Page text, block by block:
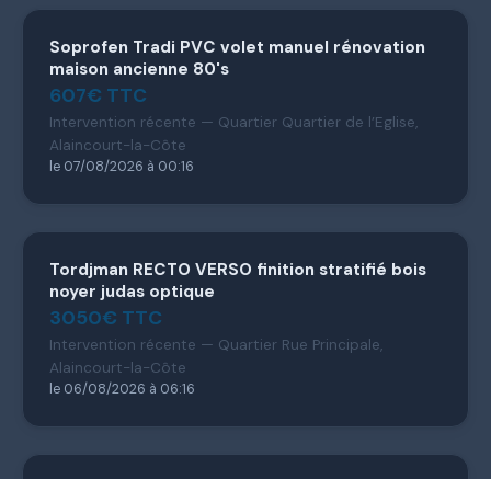
Soprofen Tradi PVC volet manuel rénovation
maison ancienne 80's
607€ TTC
Intervention récente — Quartier Quartier de l’Eglise,
Alaincourt-la-Côte
le 07/08/2026 à 00:16
Tordjman RECTO VERSO finition stratifié bois
noyer judas optique
3050€ TTC
Intervention récente — Quartier Rue Principale,
Alaincourt-la-Côte
le 06/08/2026 à 06:16